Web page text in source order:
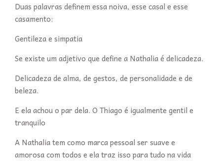
Duas palavras definem essa noiva, esse casal e esse
casamento:
Gentileza e simpatia
Se existe um adjetivo que define a Nathalia é delicadeza.
Delicadeza de alma, de gestos, de personalidade e de
beleza.
E ela achou o par dela. O Thiago é igualmente gentil e
tranquilo
A Nathalia tem como marca pessoal ser suave e
amorosa com todos e ela traz isso para tudo na vida